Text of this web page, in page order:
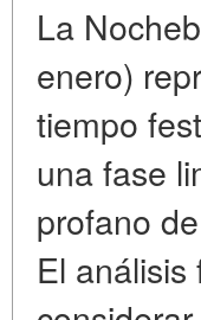
La
enero)
tiempo
una fase
profano
El